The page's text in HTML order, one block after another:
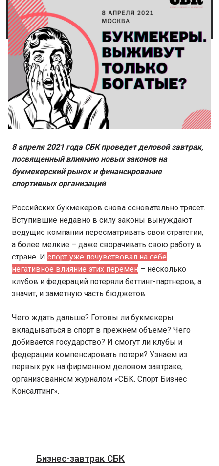
8 апреля 2021 года СБК проведет деловой завтрак,
посвященный влиянию новых законов на
букмекерский рынок и финансирование
спортивных организаций
Российских букмекеров снова основательно трясет.
Вступившие недавно в силу законы вынуждают
ведущие компании пересматривать свои стратегии,
а более мелкие – даже сворачивать свою работу в
стране. И спорт уже почувствовал на себе
негативное влияние этих перемен – несколько
клубов и федераций потеряли беттинг-партнеров, а
значит, и заметную часть бюджетов.
Чего ждать дальше? Готовы ли букмекеры
вкладываться в спорт в прежнем объеме? Чего
добивается государство? И смогут ли клубы и
федерации компенсировать потери? Узнаем из
первых рук на фирменном деловом завтраке,
организованном журналом «СБК. Спорт Бизнес
Консалтинг».
Бизнес-завтрак СБК